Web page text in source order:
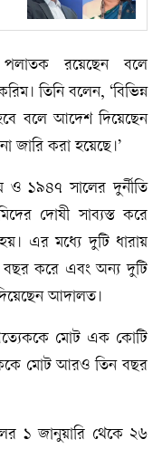
পলাতক রয়েছেন বলে
তিনি বলেন, ‘বিভিন্ন
বলে আদেশ দিয়েছেন
জারি করা হয়েছে।’
ও ১৯৪৭ সালের দুর্নীতি
দোষী সাব্যস্ত করে
এর মধ্যে দুটি ধারায়
বছর করে এবং অন্য দুটি
আদালত।
মোট এক কোটি
মোট আরও তিন বছর
১ জানুয়ারি থেকে ২৬